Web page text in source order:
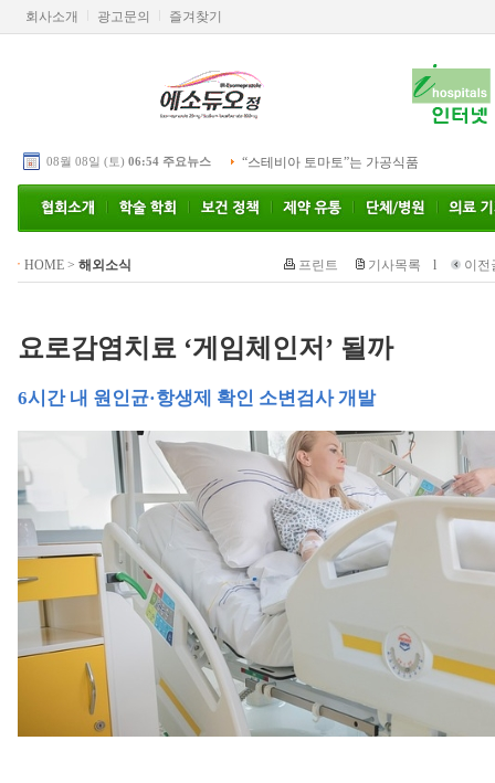
회사소개 광고문의 즐겨찾기
08월 08일 (토) 06:54 주요뉴스 “스테비아 토마토”는 가공식품
HOME> 해외소식 프린트 기사목록 l 이전
요로감염치료 ‘게임체인저’ 될까
6시간 내 원인균·항생제 확인 소변검사 개발